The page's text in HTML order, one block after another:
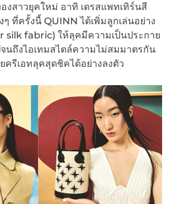
งสาวยุคใหม่ อาทิ เดรสแพทเทิร์นสี
ที่ครั้งนี้ QUINN ได้เพิ่มลูกเล่นอย่าง
silk fabric) ให้ลุคมีความเป็นประกาย
นถึงไอเทมสไตล์ความไม่สมมาตรกัน
รีเอทลุคสุดชิคได้อย่างลงตัว